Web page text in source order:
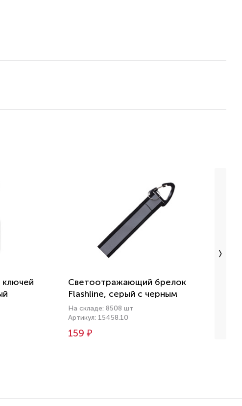
ключей
Светоотражающий брелок
Flashline, серый с черным
На складе: 8508 шт
Артикул: 15458.10
159 ₽